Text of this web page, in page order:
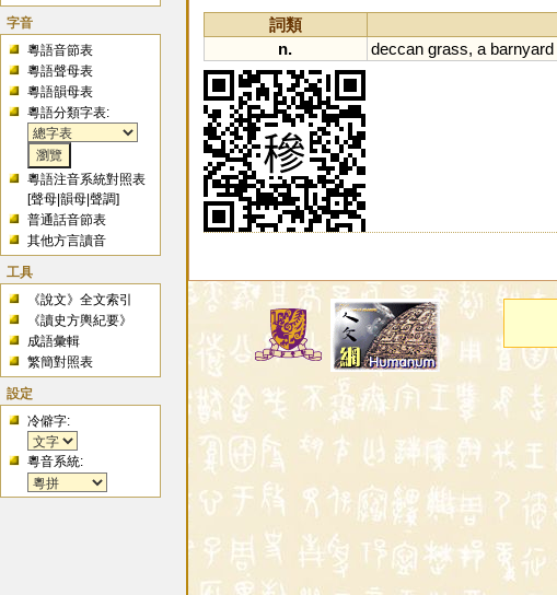
字音
粵語音節表
粵語聲母表
粵語韻母表
粵語分類字表:
粵語注音系統對照表
[聲母 |韻母 |聲調]
普通話音節表
其他方言讀音
工具
《說文》全文索引
《讀史方輿紀要》
成語彙輯
繁簡對照表
設定
冷僻字:
粵音系統:
詞類
n.
deccan grass, a barnyard